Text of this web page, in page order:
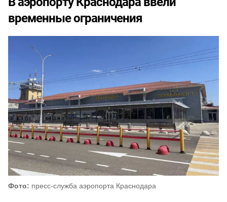
временные ограничения
Фото: пресс-служба аэропорта Краснодара